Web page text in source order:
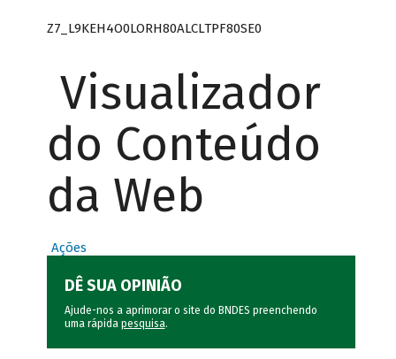
Z7_L9KEH4O0LORH80ALCLTPF80SE0
Visualizador
do Conteúdo
da Web
Ações
DÊ SUA OPINIÃO
Ajude-nos a aprimorar o site do BNDES preenchendo
uma rápida pesquisa.